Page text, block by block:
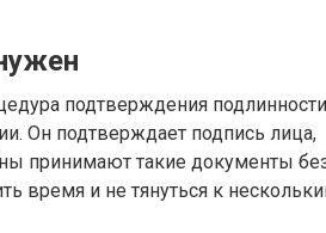
подтверждения подлинности
Он подтверждает подпись лица,
принимают такие документы
время и не тянуться к